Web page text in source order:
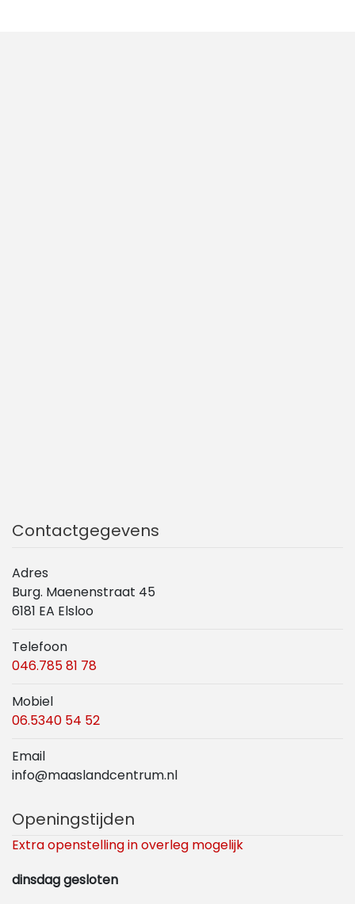
Contactgegevens
Adres
Burg. Maenenstraat 45
6181 EA Elsloo
Telefoon
046.785 81 78
Mobiel
06.5340 54 52
Email
info@maaslandcentrum.nl
Openingstijden
Extra openstelling in overleg mogelijk
dinsdag gesloten